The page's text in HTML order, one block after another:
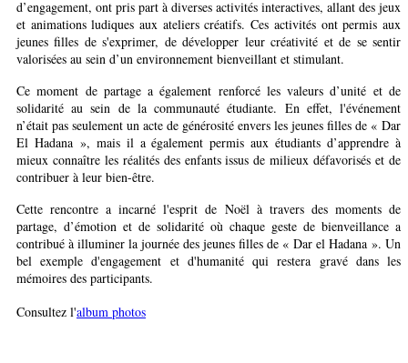
d’engagement, ont pris part à diverses activités interactives, allant des jeux
et animations ludiques aux ateliers créatifs. Ces activités ont permis aux
jeunes filles de s'exprimer, de développer leur créativité et de se sentir
valorisées au sein d’un environnement bienveillant et stimulant.
Ce moment de partage a également renforcé les valeurs d’unité et de
solidarité au sein de la communauté étudiante. En effet, l'événement
n’était pas seulement un acte de générosité envers les jeunes filles de « Dar
El Hadana », mais il a également permis aux étudiants d’apprendre à
mieux connaître les réalités des enfants issus de milieux défavorisés et de
contribuer à leur bien-être.
Cette rencontre a incarné l'esprit de Noël à travers des moments de
partage, d’émotion et de solidarité où chaque geste de bienveillance a
contribué à illuminer la journée des jeunes filles de « Dar el Hadana ». Un
bel exemple d'engagement et d'humanité qui restera gravé dans les
mémoires des participants.
Consultez l'album photos